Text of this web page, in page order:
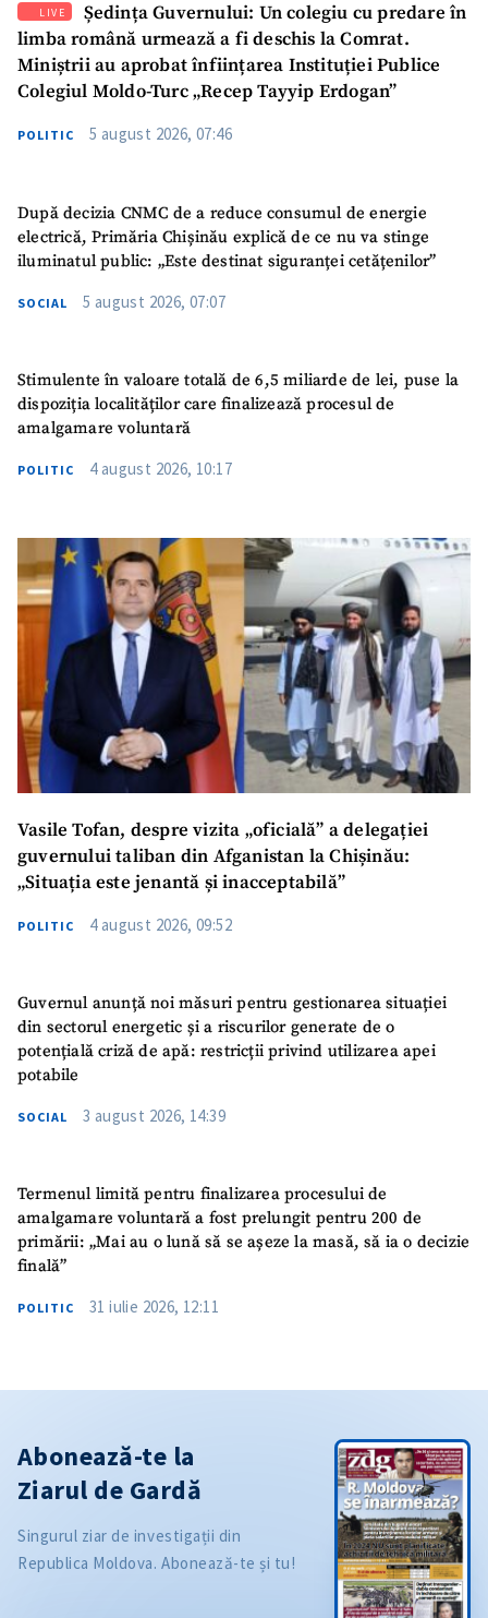
LIVE
Ședința Guvernului: Un colegiu cu predare în
limba română urmează a fi deschis la Comrat.
Miniștrii au aprobat înființarea Instituției Publice
Colegiul Moldo-Turc „Recep Tayyip Erdogan”
POLITIC 5 august 2026, 07:46
După decizia CNMC de a reduce consumul de energie
electrică, Primăria Chișinău explică de ce nu va stinge
iluminatul public: „Este destinat siguranței cetățenilor”
SOCIAL 5 august 2026, 07:07
Stimulente în valoare totală de 6,5 miliarde de lei, puse la
dispoziția localităților care finalizează procesul de
amalgamare voluntară
POLITIC 4 august 2026, 10:17
Vasile Tofan, despre vizita „oficială” a delegației
guvernului taliban din Afganistan la Chișinău:
„Situația este jenantă și inacceptabilă”
POLITIC 4 august 2026, 09:52
Guvernul anunță noi măsuri pentru gestionarea situației
din sectorul energetic și a riscurilor generate de o
potențială criză de apă: restricții privind utilizarea apei
potabile
SOCIAL 3 august 2026, 14:39
Termenul limită pentru finalizarea procesului de
amalgamare voluntară a fost prelungit pentru 200 de
primării: „Mai au o lună să se așeze la masă, să ia o decizie
finală”
POLITIC 31 iulie 2026, 12:11
Abonează-te la
Ziarul de Gardă
Singurul ziar de investigații din
Republica Moldova. Abonează-te și tu!